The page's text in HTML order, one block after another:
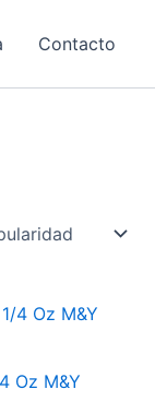
Contacto
Oz M&Y